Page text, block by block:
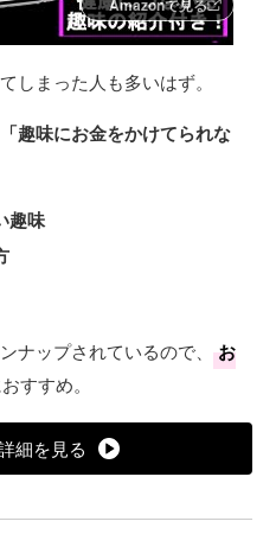
Amazonで見る
しまった人も多いはず。
「趣味にお金をかけてられな
趣味
ナップされているので、
お
すすめ。
細を見る